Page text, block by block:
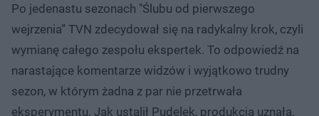
Po jedenastu sezonach "Ślubu od pierwszego
wejrzenia” TVN zdecydował się na radykalny krok, czyli
wymianę całego zespołu ekspertek. To odpowiedź na
narastające komentarze widzów i wyjątkowo trudny
sezon, w którym żadna z par nie przetrwała
eksperymentu. Jak ustalił Pudelek, produkcja uznała,